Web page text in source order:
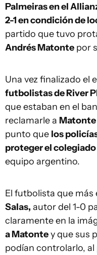
Palmeiras en el
2-1 en condición de
partido que tuvo
Andrés Matonte por
Una vez finalizado el
futbolistas de River
que estaban en el
reclamarle a Matonte
punto que los
proteger el
equipo argentino.
El futbolista que
Salas, autor del 1-0
claramente en la
a Matontey que sus
podían controlarlo,